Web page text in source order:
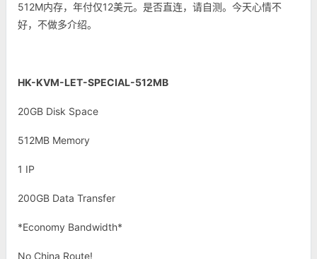
512M内存，年付仅12美元。是否直连，请自测。今天心情不
好，不做多介绍。
HK-KVM-LET-SPECIAL-512MB
20GB Disk Space
512MB Memory
1 IP
200GB Data Transfer
*Economy Bandwidth*
No China Route!